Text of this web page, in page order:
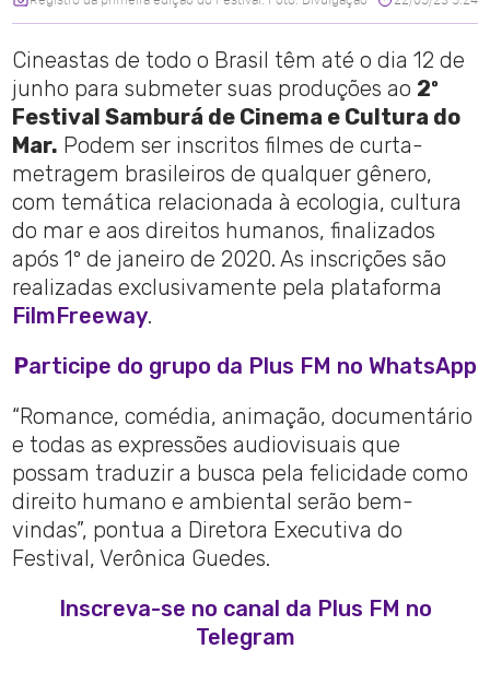
Cineastas de todo o Brasil têm até o dia 12 de
junho para submeter suas produções ao 2º
Festival Samburá de Cinema e Cultura do
Mar. Podem ser inscritos filmes de curta-
metragem brasileiros de qualquer gênero,
com temática relacionada à ecologia, cultura
do mar e aos direitos humanos, finalizados
após 1º de janeiro de 2020. As inscrições são
realizadas exclusivamente pela plataforma
FilmFreeway.
Participe do grupo da Plus FM no WhatsApp
“Romance, comédia, animação, documentário
e todas as expressões audiovisuais que
possam traduzir a busca pela felicidade como
direito humano e ambiental serão bem-
vindas”, pontua a Diretora Executiva do
Festival, Verônica Guedes.
Inscreva-se no canal da Plus FM no
Telegram